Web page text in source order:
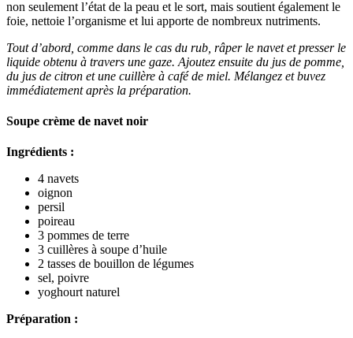
non seulement l’état de la peau et le sort, mais soutient également le
foie, nettoie l’organisme et lui apporte de nombreux nutriments.
Tout d’abord, comme dans le cas du rub, râper le navet et presser le
liquide obtenu à travers une gaze. Ajoutez ensuite du jus de pomme,
du jus de citron et une cuillère à café de miel. Mélangez et buvez
immédiatement après la préparation.
Soupe crème de navet noir
Ingrédients :
4 navets
oignon
persil
poireau
3 pommes de terre
3 cuillères à soupe d’huile
2 tasses de bouillon de légumes
sel, poivre
yoghourt naturel
Préparation :